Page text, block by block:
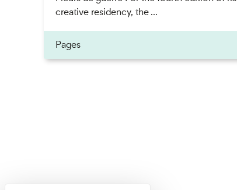
creative residency, the ...
Pages